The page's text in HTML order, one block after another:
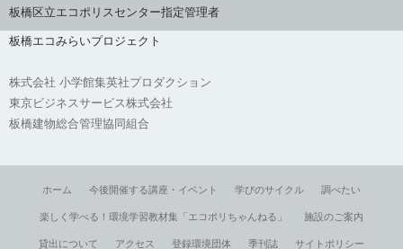
板橋区立エコポリスセンター指定管理者
板橋エコみらいプロジェクト
株式会社 小学館集英社プロダクション
東京ビジネスサービス株式会社
板橋建物総合管理協同組合
ホーム 今後開催する講座・イベント 学びのサイクル 調べたい
楽しく学べる！環境学習教材集「エコポリちゃんねる」 施設のご案内
貸出について アクセス 登録環境団体 季刊誌 サイトポリシー